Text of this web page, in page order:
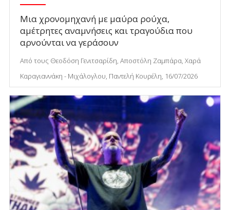
Μια χρονομηχανή με μαύρα ρούχα,
αμέτρητες αναμνήσεις και τραγούδια που
αρνούνται να γεράσουν
Από τους Θεοδόση Γενιτσαρίδη, Αποστόλη Ζαμπάρα, Χαρά
Καραγιαννάκη - Μιχάλογλου, Παντελή Κουρέλη, 16/07/2026